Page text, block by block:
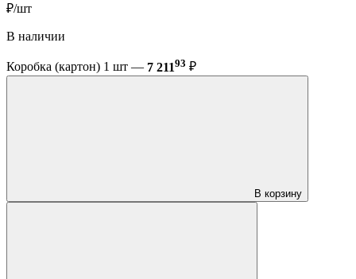
₽/шт
В наличии
Коробка (картон) 1 шт — 7 21193 ₽
В корзину